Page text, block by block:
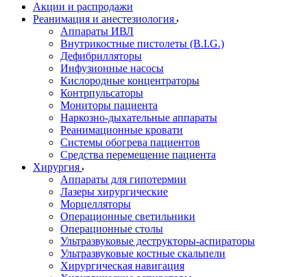
Акции и распродажи
Реанимация и анестезиология
Аппараты ИВЛ
Внутрикостные пистолеты (B.I.G.)
Дефибрилляторы
Инфузионные насосы
Кислородные концентраторы
Контрпульсаторы
Мониторы пациента
Наркозно-дыхательные аппараты
Реанимационные кровати
Системы обогрева пациентов
Средства перемещение пациента
Хирургия
Аппараты для гипотермии
Лазеры хирургические
Морцелляторы
Операционные светильники
Операционные столы
Ультразвуковые деструкторы-аспираторы
Ультразвуковые костные скальпели
Хирургическая навигация